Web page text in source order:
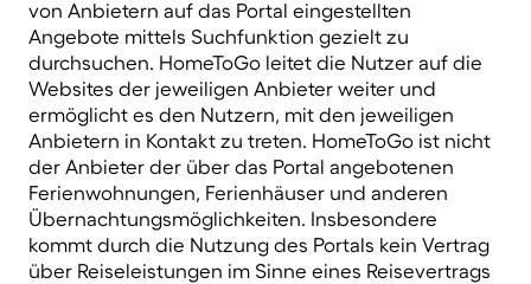
von Anbietern auf das Portal eingestellten
Angebote mittels Suchfunktion gezielt zu
durchsuchen. HomeToGo leitet die Nutzer auf die
Websites der jeweiligen Anbieter weiter und
ermöglicht es den Nutzern, mit den jeweiligen
Anbietern in Kontakt zu treten. HomeToGo ist nicht
der Anbieter der über das Portal angebotenen
Ferienwohnungen, Ferienhäuser und anderen
Übernachtungsmöglichkeiten. Insbesondere
kommt durch die Nutzung des Portals kein Vertrag
über Reiseleistungen im Sinne eines Reisevertrags